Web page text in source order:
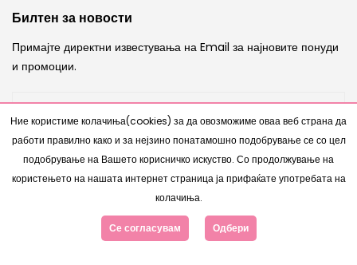
Ние користиме колачиња(cookies) за да овозможиме оваа веб страна да
работи правилно како и за нејзино понатамошно подобрување се со цел
подобрување на Вашето корисничко искуство. Со продолжување на
користењето на нашата интернет страница ја прифаќате употребата на
колачиња.
Се согласувам Одбери
Билтен за новости
Примајте директни известувања на Email за најновите понуди
и промоции.
ИСПРАТИ
Copyright © 2007 - 2026 | Интернет Продавница